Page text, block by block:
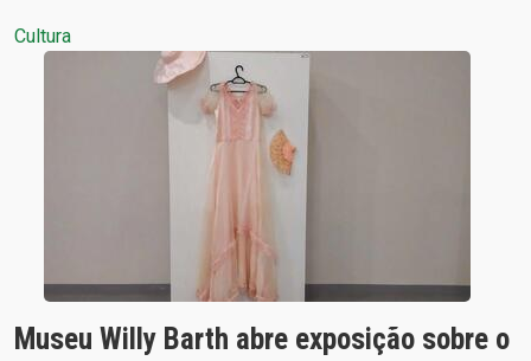
Cultura
Museu Willy Barth abre exposição sobre o